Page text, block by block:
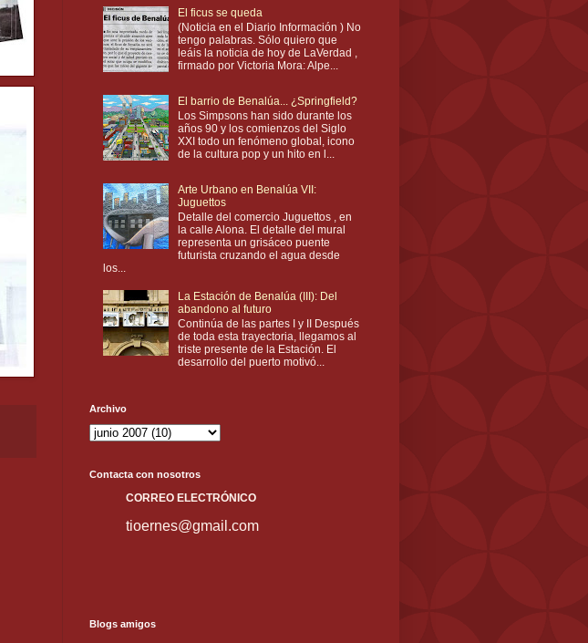
El ficus se queda
(Noticia en el Diario Información ) No
tengo palabras. Sólo quiero que
leáis la noticia de hoy de LaVerdad ,
firmado por Victoria Mora: Alpe...
El barrio de Benalúa... ¿Springfield?
Los Simpsons han sido durante los
años 90 y los comienzos del Siglo
XXI todo un fenómeno global, icono
de la cultura pop y un hito en l...
Arte Urbano en Benalúa VII:
Juguettos
Detalle del comercio Juguettos , en
la calle Alona. El detalle del mural
representa un grisáceo puente
futurista cruzando el agua desde
los...
La Estación de Benalúa (III): Del
abandono al futuro
Continúa de las partes I y II Después
de toda esta trayectoria, llegamos al
triste presente de la Estación. El
desarrollo del puerto motivó...
Archivo
Contacta con nosotros
CORREO ELECTRÓNICO
tioernes@gmail.com
Blogs amigos